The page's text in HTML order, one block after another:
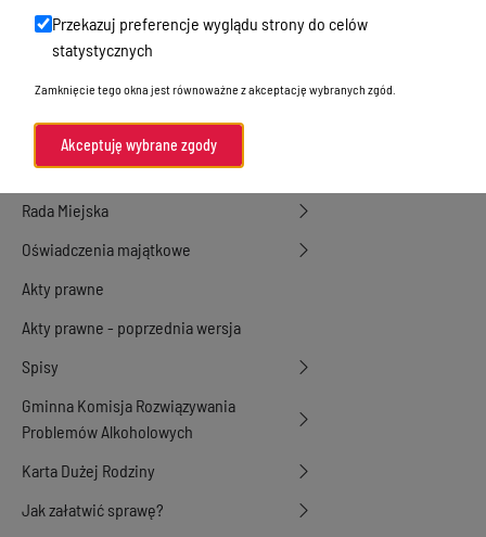
Petycje
Nabór
Dyżury Aptek w Powiecie Ostródzkim
Komunikacja publiczna
Nieodpłatna pomoc prawna
Rada Miejska
Oświadczenia majątkowe
Akty prawne
Akty prawne - poprzednia wersja
Spisy
Gminna Komisja Rozwiązywania
Problemów Alkoholowych
Karta Dużej Rodziny
Jak załatwić sprawę?
Przekazuj preferencje wyglądu strony do celów
statystycznych
Zamknięcie tego okna jest równoważne z akceptację wybranych zgód.
Akceptuję wybrane zgody